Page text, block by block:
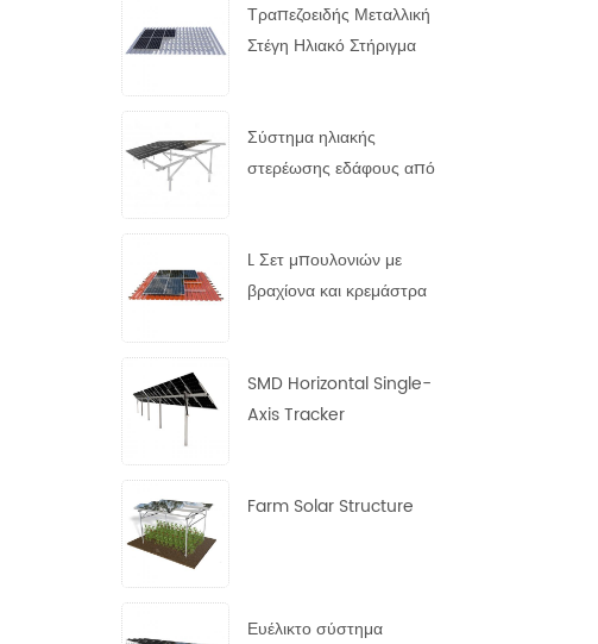
Τραπεζοειδής Μεταλλική
Στέγη Ηλιακό Στήριγμα
Σύστημα ηλιακής
στερέωσης εδάφους από
L Σετ μπουλονιών με
βραχίονα και κρεμάστρα
SMD Horizontal Single-
Axis Tracker
Farm Solar Structure
Ευέλικτο σύστημα